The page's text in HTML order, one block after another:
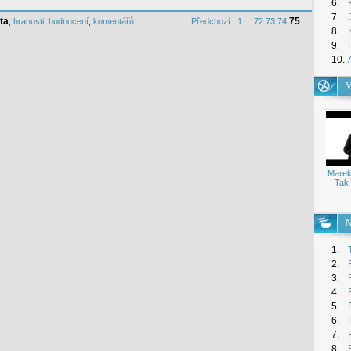
hranosti, hodnocení, komentářů Předchozí 1 72 73 74 75
6.
7.
8.
9.
10.
Tak
1.
2.
3.
4.
5.
6.
7.
8.